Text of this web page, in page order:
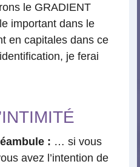
le GRADIENT
important dans le
en capitales dans ce
je ferai
: … si vous
avez l’intention de